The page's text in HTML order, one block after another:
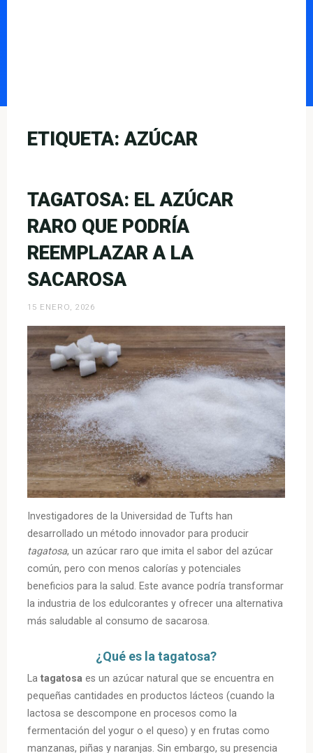
ETIQUETA:AZÚCAR
TAGATOSA: EL AZÚCAR
RARO QUE PODRÍA
REEMPLAZAR A LA
SACAROSA
15 ENERO, 2026
Investigadores de la Universidad de Tufts han
desarrollado un método innovador para producir
tagatosa, un azúcar raro que imita el sabor del azúcar
común, pero con menos calorías y potenciales
beneficios para la salud. Este avance podría transformar
la industria de los edulcorantes y ofrecer una alternativa
más saludable al consumo de sacarosa.
¿Qué es la tagatosa?
Latagatosa es un azúcar natural que se encuentra en
pequeñas cantidades en productos lácteos (cuando la
lactosa se descompone en procesos como la
fermentación del yogur o el queso) y en frutas como
manzanas, piñas y naranjas. Sin embargo, su presencia